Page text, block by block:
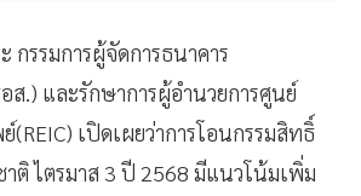
กรรมการผู้จัดการธนาคาร
ส.) และรักษาการผู้อำนวยการศูนย์
เปิดเผยว่าการโอนกรรมสิทธิ์
าติ ไตรมาส 3 ปี 2568 มีแนวโน้มเพิ่ม